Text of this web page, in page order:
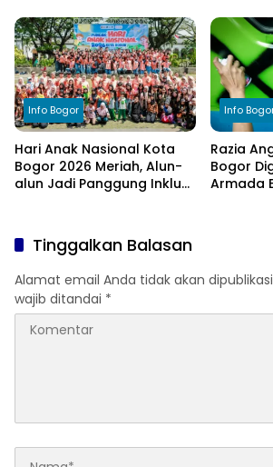
Terdampak Kekeringan
kepada
Info Bogor
Hari Anak Nasional Kota
Bogor 2026 Meriah, Alun-
alun Jadi Panggung Inklusi
Info
Razia
Bogor
Armada
Tinggalkan Balasan
Alamat email Anda tidak akan
wajib ditandai *